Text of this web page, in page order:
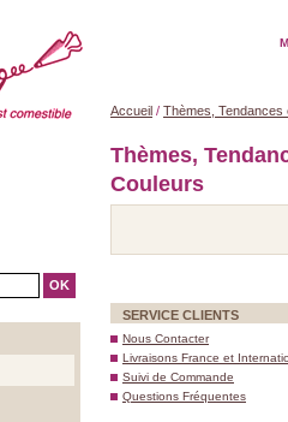
OK
Accueil / Thèmes, Tendances
Thèmes,
Couleurs
SERVICE CLIENTS
Nous Contacter
Livraisons France et
Suivi de Commande
Questions Fréquentes